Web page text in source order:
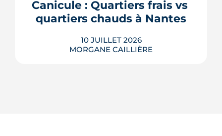
cas des copropriétés, baux en cours :
voici ce que le texte prévoit réellement,
et surtout ce qu...
LIRE L'ARTICLE
Canicule : Quartiers frais vs
quartiers chauds à Nantes
10 JUILLET 2026
MORGANE CAILLIÈRE